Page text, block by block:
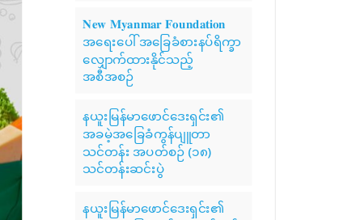
𝐍𝐞𝐰 𝐌𝐲𝐚𝐧𝐦𝐚𝐫 𝐅𝐨𝐮𝐧𝐝𝐚𝐭𝐢𝐨𝐧
အရေးပေါ် အခြေခံစားနပ်ရိက္ခာ
လျှောက်ထားနိုင်သည့်
အစီအစဉ်
နယူးမြန်မာဖောင်ဒေးရှင်း၏
အခမဲ့အခြေခံကွန်ပျူတာ
သင်တန်း အပတ်စဉ် (၁၈)
သင်တန်းဆင်းပွဲ
နယူးမြန်မာဖောင်ဒေးရှင်း၏